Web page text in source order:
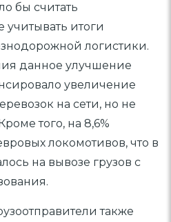
бы считать
итоги
логистики.
данное улучшение
увеличение
на сети, но не
того, на 8,6%
локомотивов, что в
на вывозе грузов с
также